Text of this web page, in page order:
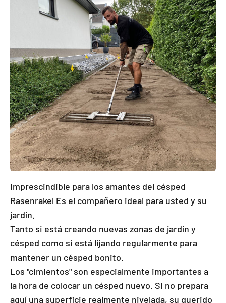
Imprescindible para los amantes del césped
Rasenrakel Es el compañero ideal para usted y su
jardín.
Tanto si está creando nuevas zonas de jardín y
césped como si está lijando regularmente para
mantener un césped bonito.
Los "cimientos" son especialmente importantes a
la hora de colocar un césped nuevo. Si no prepara
aquí una superficie realmente nivelada, su querido